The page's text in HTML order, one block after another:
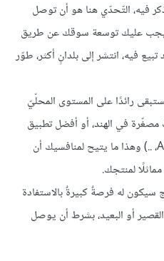
فيه، التّحدّي هنا هو أن توصل
يجب عليك توسعة سوقك عن طريق
فيه، انتشر إلى بلدانٍ أكثر، طوّر
رائدًا على المستوى المحلّيّ
في الهند، أو أفضل تطبيق
محادثة فوريّة على أجهزة ِAndroid، ..) وهذا ما يتيح لمنافسيك أن
لمنتجك.
له فرصةٌ كبيرةٌ بالاستفادة
أو البعيد، بشرط أن يوصل